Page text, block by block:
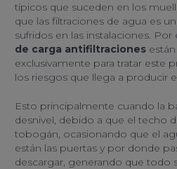
típicos que suceden en los
que las filtraciones de agua es
sufridos en las instalaciones. Por
de carga antifiltraciones
exclusivamente para tratar este
los riesgos que llega a producir
Esto principalmente cuando la
desnivel, debido a que el techo
tobogán, ocasionando que el
están las puertas y por donde
descargar, generando que todo